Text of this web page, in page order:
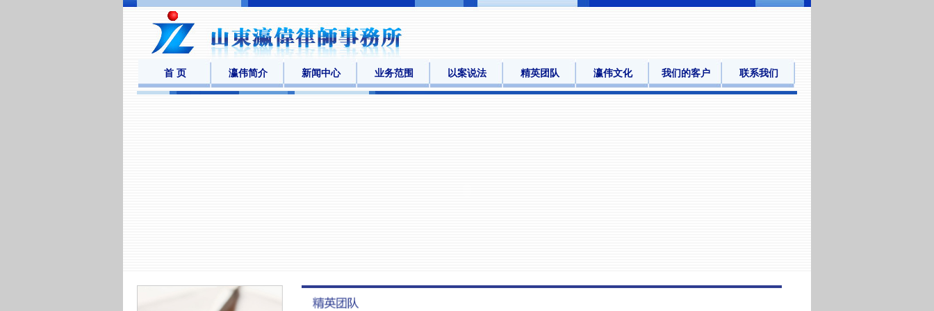
首 页 瀛伟简介 新闻中心 业务范围 以案说法 精英团队 瀛伟文化 我们的客户 联系我们